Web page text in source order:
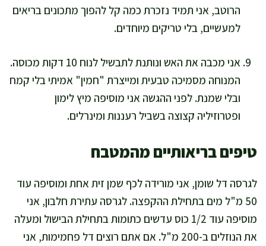
הרוטב, אני תמיד נזכרת כמה קל להפוך מתכונים בריאים
למעשיים, בלי טריקים מיוחדים.
אני מכבה את האש ונותנת לתבשיל לנוח 10 דקות מכוסה.
המנוחה מסמיכה טבעית ומייצרת "חמין" אמיתי בלי קמח
ובלי שמנת. לפני ההגשה אני מוסיפה מיץ לימון
ופטרוזיליה קצוצה בשביל רעננות ומינרלים.
טיפים בריאותיים מהמטבח
לגרסה דל שומן, אני מורידה לכף שמן זית אחת ומוסיפה עוד
50 מ"ל מים בתחילת ההקפצה. לגרסה עתירת חלבון, אני
מוסיפה עוד 1/2 כוס עדשים כתומות בתחילת הבישול ומעלה
את הנוזלים ב-200 מ"ל. אם אתם רוצים דל פחמימות, אני